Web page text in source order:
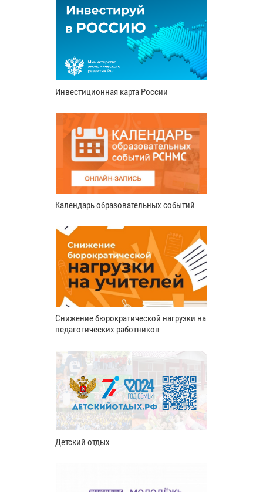
Инвестиционная карта России
Календарь образовательных событий
Снижение бюрократической нагрузки на
педагогических работников
Детский отдых